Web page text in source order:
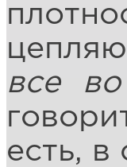
все
есть, в